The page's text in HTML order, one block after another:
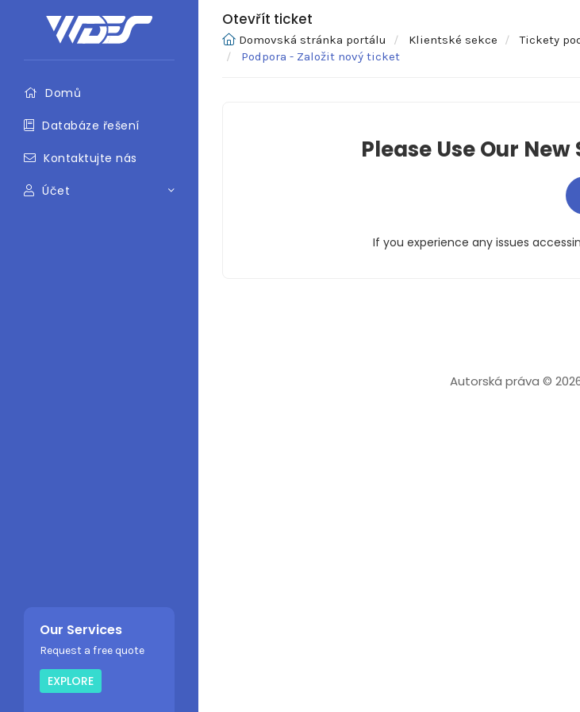
Domů
Databáze řešení
Kontaktujte nás
Účet
Our Services
Request a free quote
EXPLORE
Otevřít ticket
Domovská stránka portálu Klientské sekce
Tickety
Podpora - Založit nový ticket
Please Use Our
If you experience any issues
Autorská práva ©